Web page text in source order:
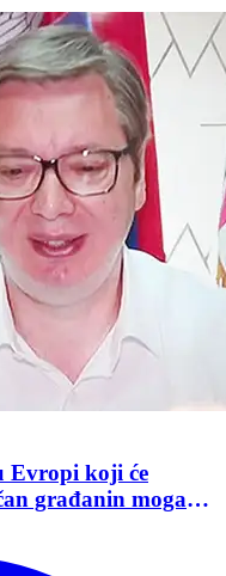
Evropi koji će
građanin mogao